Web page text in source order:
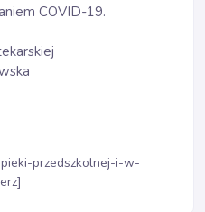
COVID-19.
przedszkolnej-i-w-